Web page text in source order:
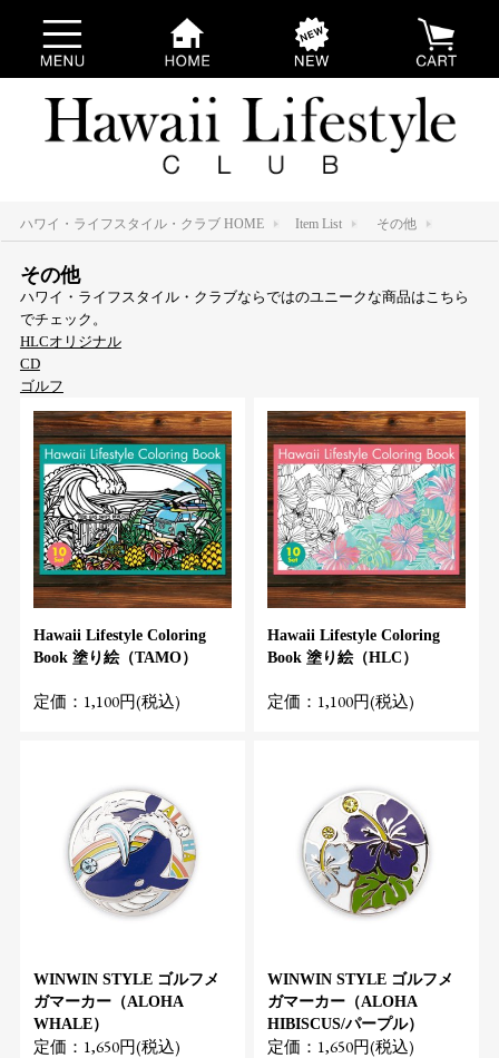
ハワイ・ライフスタイル・クラブ HOME Item List その他
その他
ハワイ・ライフスタイル・クラブならではのユニークな商品はこちら
でチェック。
HLCオリジナル
CD
ゴルフ
Hawaii Lifestyle Coloring
Book 塗り絵（TAMO）
定価：1,100円(税込)
Hawaii Lifestyle Coloring
Book 塗り絵（HLC）
定価：1,100円(税込)
WINWIN STYLE ゴルフメ
ガマーカー（ALOHA
WHALE）
定価：1,650円(税込)
WINWIN STYLE ゴルフメ
ガマーカー（ALOHA
HIBISCUS/パープル）
定価：1,650円(税込)